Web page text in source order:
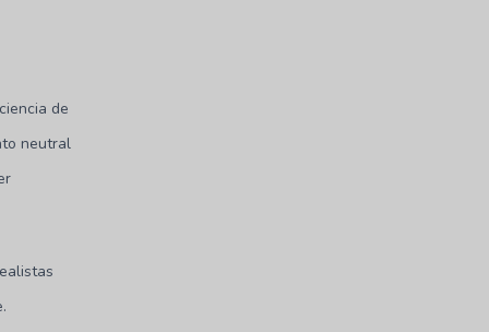
de
neutral